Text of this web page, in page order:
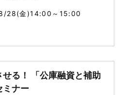
28(金)14:00～15:00
る！ 「公庫融資と補助
ミナー